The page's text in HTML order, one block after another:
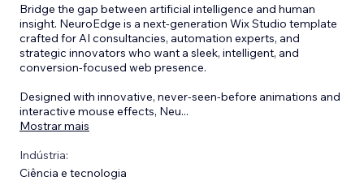
Bridge the gap between artificial intelligence and human
insight. NeuroEdge is a next-generation Wix Studio template
crafted for AI consultancies, automation experts, and
strategic innovators who want a sleek, intelligent, and
conversion-focused web presence.
Designed with innovative, never-seen-before animations and
interactive mouse effects, Neu...
Mostrar mais
Indústria:
Ciência e tecnologia